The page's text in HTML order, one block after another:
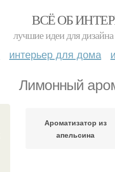
ВСЁ ОБ
лучшие идеи для
интерьер для дома
Лимонный
Ароматизатор из
апельсина